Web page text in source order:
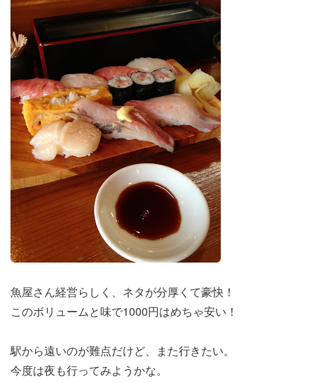
魚屋さん経営らしく、ネタが分厚くて豪快！
このボリュームと味で1000円はめちゃ安い！
駅から遠いのが難点だけど、また行きたい。
今度は夜も行ってみようかな。